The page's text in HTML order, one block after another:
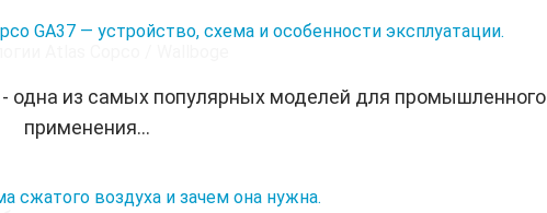
GA37 — устройство, схема и особенности эксплуатации.
одна из самых популярных моделей для промышленного
применения...
сжатого воздуха и зачем она нужна.